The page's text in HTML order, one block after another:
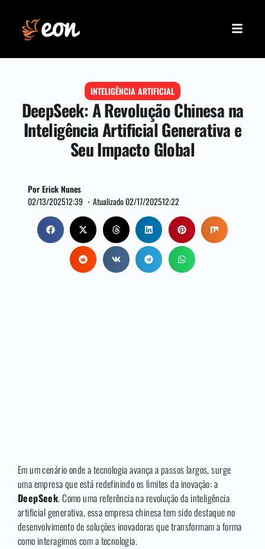
INTELIGÊNCIA ARTIFICIAL
DeepSeek: A Revolução Chinesa na
Inteligência Artificial Generativa e
Seu Impacto Global
Por Erick Nunes
02/13/202512:39 ・ Atualizado 02/17/202512:22
Em um cenário onde a tecnologia avança a passos largos, surge
uma empresa que está redefinindo os limites da inovação: a
DeepSeek. Como uma referência na revolução da inteligência
artificial generativa, essa empresa chinesa tem sido destaque no
desenvolvimento de soluções inovadoras que transformam a forma
como interagimos com a tecnologia.